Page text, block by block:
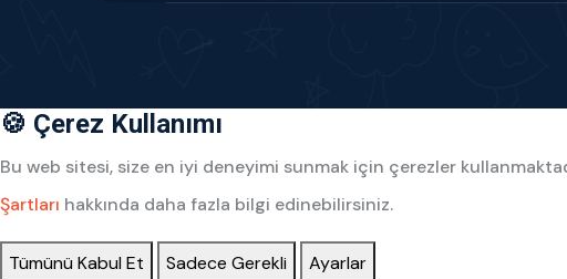
🍪 Çerez Kullanımı
Bu web sitesi, size en iyi deneyimi sunmak için çerezler
Şartları hakkında daha fazla bilgi edinebilirsiniz.
Tümünü Kabul Et Sadece Gerekli Ayarlar